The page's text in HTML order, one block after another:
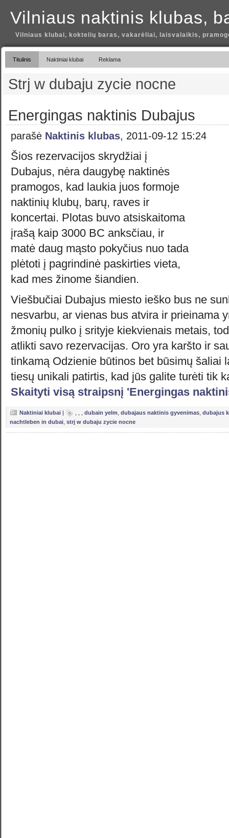
Vilniaus naktinis klubas,
Vilniaus klubai, koktelių baras, vakarėliai, laisvalaikis,
Titulinis Naktiniai klubai Reklama
Strj w dubaju zycie nocne
Energingas naktinis Dubajus
parašė Naktinis klubas, 2011-09-12 15:24
Šios rezervacijos skrydžiai į
Dubajus, nėra daugybę naktinės
pramogos, kad laukia juos formoje
naktinių klubų, barų, raves ir
koncertai. Plotas buvo atsiskaitoma
įrašą kaip 3000 BC anksčiau, ir
matė daug mąsto pokyčius nuo tada
plėtoti į pagrindinė paskirties vieta,
kad mes žinome šiandien.
Viešbučiai Dubajus miesto ieško bus ne
nesvarbu, ar vienas bus atvira ir prieinama
žmonių pulko į srityje kiekvienais metais,
atlikti savo rezervacijas. Oro yra karšto ir
tinkamą Odzienie būtinos bet būsimų šaliai
tiesų unikali patirtis, kad jūs galite turėti tik
Skaityti visą straipsnį 'Energingas
Naktiniai klubai | dubain yelm dubajaus naktinis gyvenimas dubajus
nachtleben in dubai strj w dubaju zycie nocne